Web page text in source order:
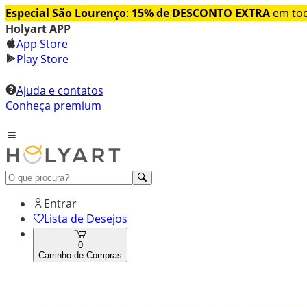
Especial São Lourenço: 15% de DESCONTO EXTRA em
Holyart APP
App Store
Play Store
Ajuda e contatos
Conheça premium
Entrar
Lista de Desejos
0
Carrinho de Compras